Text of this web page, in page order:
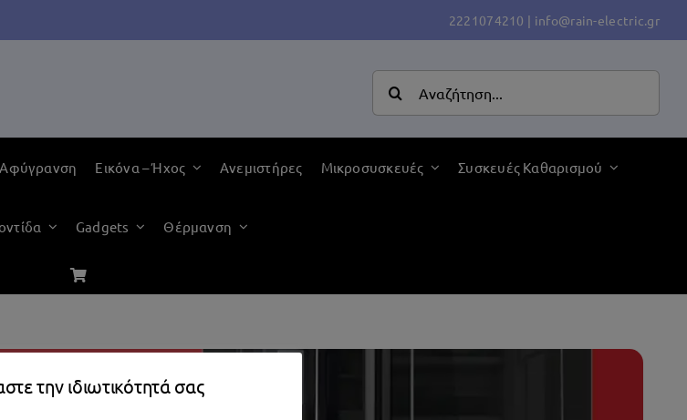
2221074210 | info@rain-electric.gr
Αναζήτηση
για:
Αφύγρανση Εικόνα – Ήχος Ανεμιστήρες Μικροσυσκευές Συσκευές Καθαρισμού
Gadgets Θέρμανση
την ιδιωτικότητά σας